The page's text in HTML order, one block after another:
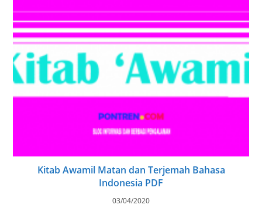
Kitab Awamil Matan dan Terjemah Bahasa
Indonesia PDF
03/04/2020